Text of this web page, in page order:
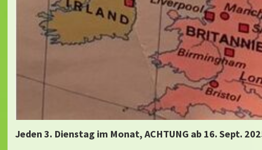
Jeden 3. Dienstag im Monat, ACHTUNG ab 16. Sept.